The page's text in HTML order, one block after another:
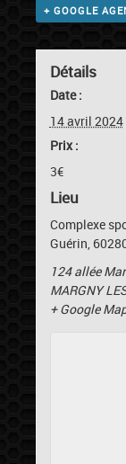
+ GOOGLE
Détails
Date :
14 avril 2024
Prix :
3€
Lieu
Complexe
Guérin,
124 allée
MARGNY
+ Google